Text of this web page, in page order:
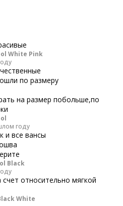
White Pink
по размеру
на размер побольше,по
году
и все вансы
Black
относительно мягкой
White